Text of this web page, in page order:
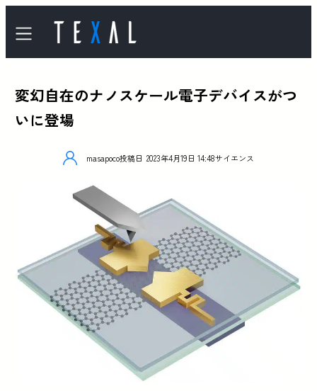
変幻自在のナノスケール電子デバイスがつ
いに登場
masapoco投稿日 2023年4月19日 14:48サイエンス